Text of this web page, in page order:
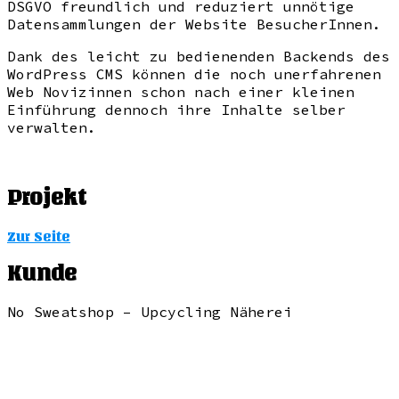
DSGVO freundlich und reduziert unnötige
Datensammlungen der Website BesucherInnen.
Dank des leicht zu bedienenden Backends des
WordPress CMS können die noch unerfahrenen
Web Novizinnen schon nach einer kleinen
Einführung dennoch ihre Inhalte selber
verwalten.
Projekt
Zur Seite
Kunde
No Sweatshop – Upcycling Näherei